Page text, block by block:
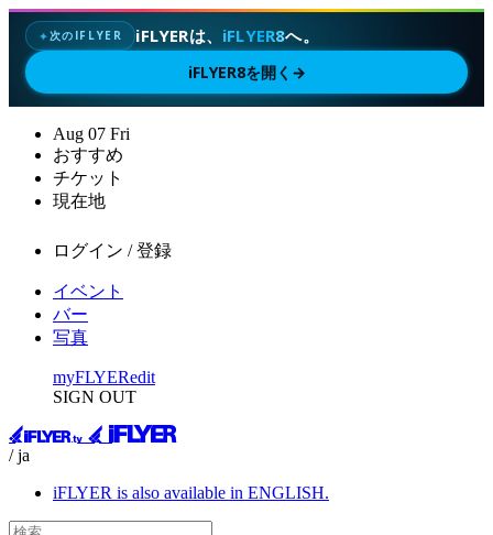
✦次のIFLYER iFLYERは、 iFLYER8へ。
iFLYER8を開く →
Aug 07 Fri
おすすめ
チケット
現在地
ログイン / 登録
イベント
バー
写真
myFLYERedit
SIGN OUT
/ ja
iFLYER is also available in ENGLISH.